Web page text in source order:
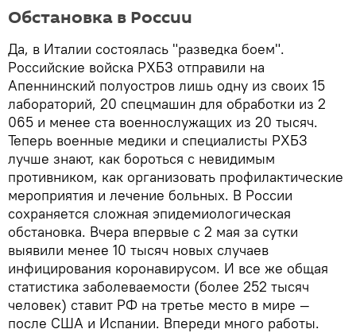
Обстановка в России
Да, в Италии состоялась "разведка боем".
Российские войска РХБЗ отправили на
Апеннинский полуостров лишь одну из своих 15
лабораторий, 20 спецмашин для обработки из 2
065 и менее ста военнослужащих из 20 тысяч.
Теперь военные медики и специалисты РХБЗ
лучше знают, как бороться с невидимым
противником, как организовать профилактические
мероприятия и лечение больных. В России
сохраняется сложная эпидемиологическая
обстановка. Вчера впервые с 2 мая за сутки
выявили менее 10 тысяч новых случаев
инфицирования коронавирусом. И все же общая
статистика заболеваемости (более 252 тысяч
человек) ставит РФ на третье место в мире —
после США и Испании. Впереди много работы.